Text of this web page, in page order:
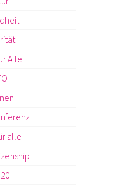
Alle
alle